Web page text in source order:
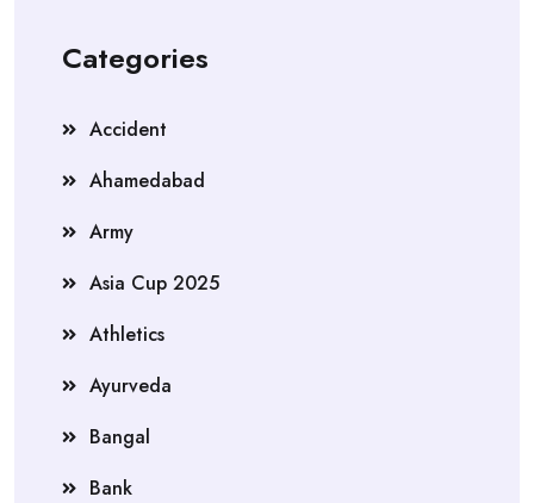
Categories
Accident
Ahamedabad
Army
Asia Cup 2025
Athletics
Ayurveda
Bangal
Bank